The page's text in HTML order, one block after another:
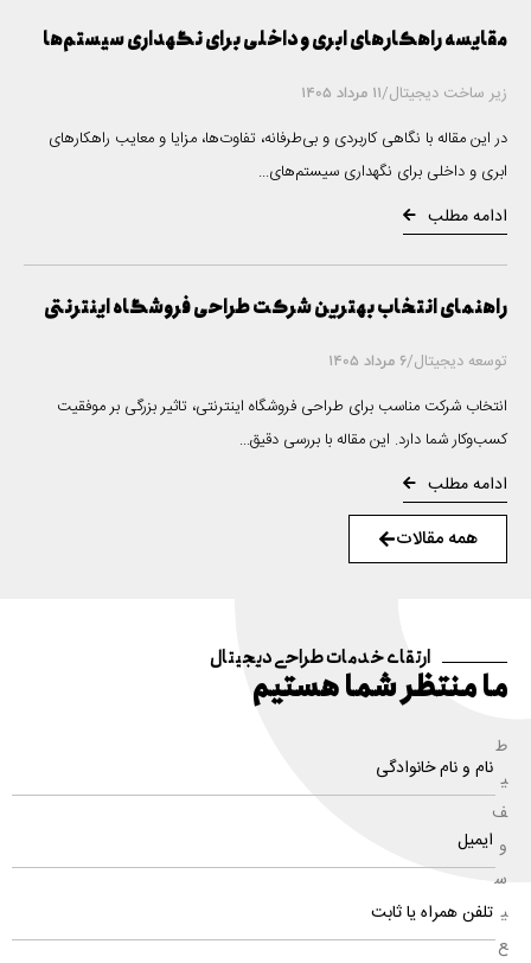
زیر ساخت دیجیتال/11 مرداد 1405
مقایسه راهکارهای ابری و داخلی برای نگهداری سیستم‌ها
در این مقاله با نگاهی کاربردی و بی‌طرفانه، تفاوت‌ها، مزایا و معایب راهکارهای
ابری و داخلی برای نگهداری سیستم‌های...
ادامه مطلب
توسعه دیجیتال/6 مرداد 1405
راهنمای انتخاب بهترین شرکت طراحی فروشگاه اینترنتی
انتخاب شرکت مناسب برای طراحی فروشگاه اینترنتی، تاثیر بزرگی بر موفقیت
کسب‌وکار شما دارد. این مقاله با بررسی دقیق...
ادامه مطلب
همه مقالات
ارتقای خدمات طراحی دیجیتال
ما منتظر شما هستیم
ط
ی
ف
و
س
ی
ع